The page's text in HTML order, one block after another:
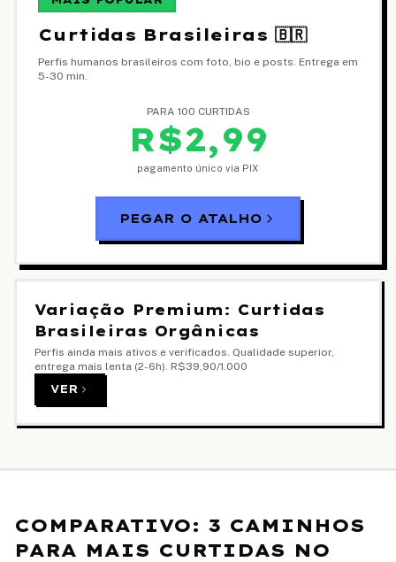
Curtidas Brasileiras 🇧🇷
Perfis humanos brasileiros com foto, bio e posts. Entrega em
5-30 min.
PARA 100 CURTIDAS
R$2,99
pagamento único via PIX
PEGAR O ATALHO
Variação Premium: Curtidas
Brasileiras Orgânicas
Perfis ainda mais ativos e verificados. Qualidade superior,
entrega mais lenta (2-6h). R$39,90/1.000
VER
COMPARATIVO: 3 CAMINHOS
PARA MAIS CURTIDAS NO